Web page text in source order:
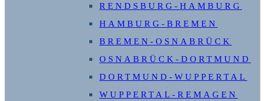
RENDSBURG-HAMBURG
HAMBURG-BREMEN
BREMEN-OSNABRÜCK
OSNABRÜCK-DORTMUND
DORTMUND-WUPPERTAL
WUPPERTAL-REMAGEN